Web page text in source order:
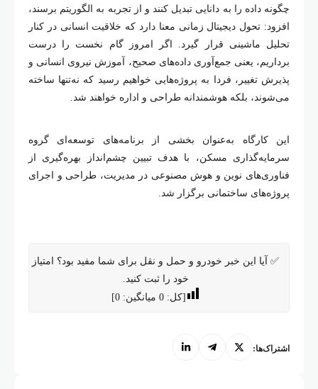
چگونه داده را به دانایی تبدیل کنند و از تجربه به الگوریتم برسند،
افزود: تحول دیجیتال زمانی معنا دارد که خلاقیت انسانی در کنار
تحلیل ماشینی قرار گیرد. اگر امروز گام نخست را درست
برداریم، یعنی جمع‌آوری داده‌های صحیح، آموزش نیروی انسانی و
پذیرش تغییر، فردا به پروژه‌هایی خواهیم رسید که نه‌تنها ساخته
می‌شوند، بلکه هوشمندانه طراحی و اداره خواهند شد.
این کارگاه به‌عنوان بخشی از برنامه‌های توسعه‌ای گروه
سرمایه‌گذاری مسکن، با هدف تبیین چشم‌انداز بهره‌گیری از
فناوری‌های نوین و هوش مصنوعی در مدیریت، طراحی و اجرای
پروژه‌های ساختمانی برگزار شد.
✅ آیا این خبر خودرو و حمل و نقل برای شما مفید بود؟ امتیاز
خود را ثبت کنید.
[کل:0میانگین:0
]
اشتراک‌ها: